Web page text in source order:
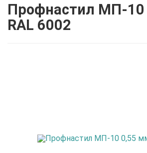
Профнастил МП-
RAL 6002